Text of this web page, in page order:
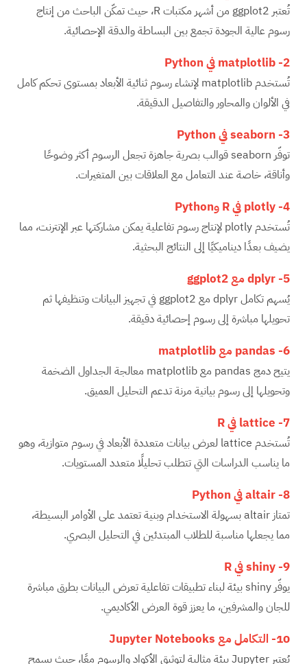
تُعتبر ggplot2 من أشهر مكتبات R، حيث تمكّن الباحث من إنتاج
رسوم عالية الجودة تجمع بين البساطة والدقة الإحصائية.
2-
matplotlib في
تُستخدم matplotlib لإنشاء رسوم ثنائية الأبعاد بمستوى تحكم كامل
في الألوان والمحاور والتفاصيل الدقيقة.
3-
seabornفي
توفّر seaborn قوالب بصرية جاهزة تجعل الرسوم أكثر وضوحًا
وأناقة، خاصة عند التعامل مع العلاقات بين المتغيرات.
4-
plotly في وPython
تُستخدم plotly لإنتاج رسوم تفاعلية يمكن مشاركتها عبر الإنترنت، مما
يضيف بعدًا ديناميكيًا إلى النتائج البحثية.
5-
dplyrمعggplot2
يُسهم تكامل dplyr مع ggplot2 في تجهيز البيانات وتنظيفها ثم
تحويلها مباشرة إلى رسوم إحصائية دقيقة.
6-
pandas مع
يتيح دمج pandas مع matplotlib معالجة الجداول الضخمة
وتحويلها إلى رسوم بيانية مرنة تدعم التحليل العميق.
7-
lattice في
تُستخدم lattice لعرض بيانات متعددة الأبعاد في رسوم متوازية، وهو
ما يناسب الدراسات التي تتطلب تحليلًا متعدد المستويات.
8-
altairفي
تمتاز altair بسهولة الاستخدام وبنية تعتمد على الأوامر البسيطة،
مما يجعلها مناسبة للطلاب المبتدئين في التحليل البصري.
9-
shinyفي
يوفّر shiny بيئة لبناء تطبيقات تفاعلية تعرض البيانات بطرق مباشرة
للجان والمشرفين، ما يعزز قوة العرض الأكاديمي.
10- التكامل مع
يُعتبر Jupyter بيئة مثالية لتوثيق الأكواد والرسوم معًا، حيث يسمح